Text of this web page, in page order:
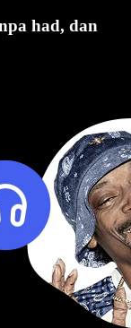
had, dan